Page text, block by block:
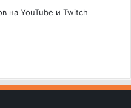
на YouTube и Twitch